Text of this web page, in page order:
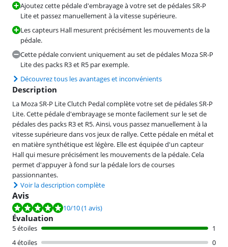
Ajoutez cette pédale d'embrayage à votre set de pédales SR-P
Lite et passez manuellement à la vitesse supérieure.
Les capteurs Hall mesurent précisément les mouvements de la
pédale.
Cette pédale convient uniquement au set de pédales Moza SR-P
Lite des packs R3 et R5 par exemple.
Découvrez tous les avantages et inconvénients
Description
La Moza SR-P Lite Clutch Pedal complète votre set de pédales SR-P
Lite. Cette pédale d'embrayage se monte facilement sur le set de
pédales des packs R3 et R5. Ainsi, vous passez manuellement à la
vitesse supérieure dans vos jeux de rallye. Cette pédale en métal et
en matière synthétique est légère. Elle est équipée d'un capteur
Hall qui mesure précisément les mouvements de la pédale. Cela
permet d'appuyer à fond sur la pédale lors de courses
passionnantes.
Voir la description complète
Avis
La note est de 10 sur 10, basée sur 1 avis.
10/10(1 avis)
Évaluation
5 étoiles
1
4 étoiles
0